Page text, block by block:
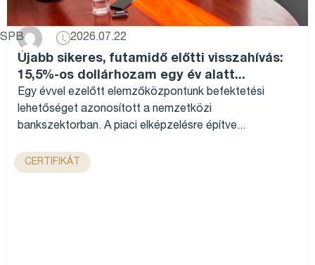
SPB 2026.07.22
Újabb sikeres, futamidő előtti visszahívás:
15,5%-os dollárhozam egy év alatt...
Egy évvel ezelőtt elemzőközpontunk befektetési
lehetőséget azonosított a nemzetközi
bankszektorban. A piaci elképzelésre építve...
CERTIFIKÁT